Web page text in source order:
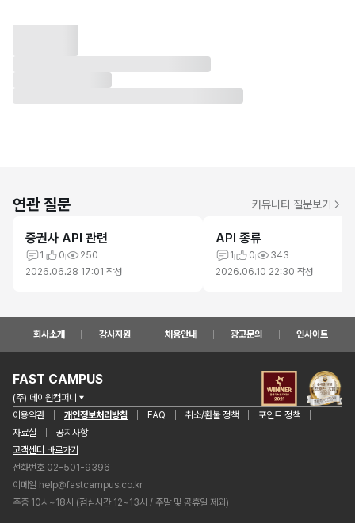
연관 질문 커뮤니티 질문보기
증권사 API 관련
1 0
250
2026.06.28 17:01 작성
API 종류
1 0
343
2026.06.10 22:30 작성
회사소개 강사지원 채용안내 광고문의 인사이트
FAST CAMPUS
(주) 데이원컴퍼니
이용약관
개인정보처리방침 FAQ 취소/환불 정책
포인트 정책
자료실
공지사항
고객센터 바로가기
전화번호 02-501-9396
이메일 help@fastcampus.co.kr
주중 10시~18시 (점심시간 12~13시 / 주말 및 공휴일 제외)